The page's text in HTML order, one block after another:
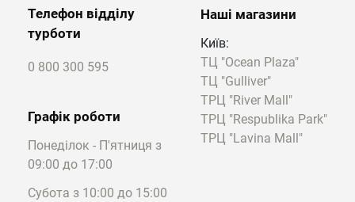
бути:
білими;
жовтими;
чорними та інших відтінків.
Поверхня намистини майже завжди
красиво переливається, за винятком
варіантів, коли мушля позбавлена
перламутрового шару.
Телефон відділу
турботи
0 800 300 595
Графік роботи
Понеділок - П'ятниця з
09:00 до 17:00
Субота з 10:00 до 15:00
Наші магазини
Київ:
ТЦ "Ocean Plaza"
ТЦ "Gulliver"
ТРЦ "River Mall"
ТРЦ "Respublika Park"
ТРЦ "Lavina Mall"